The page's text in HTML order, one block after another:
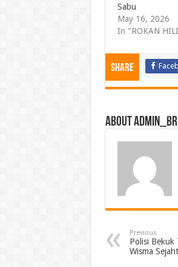
Sabu
May 16, 2026
In "ROKAN
Share
About admin_br
Previous
Polisi Bekuk
Wisma